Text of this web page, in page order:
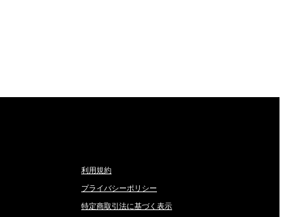
利用規約
プライバシーポリシー
特定商取引法に基づく表示